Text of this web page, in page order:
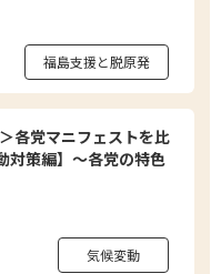
福島支援と脱原発
各党マニフェストを比
対策編】～各党の特色
気候変動